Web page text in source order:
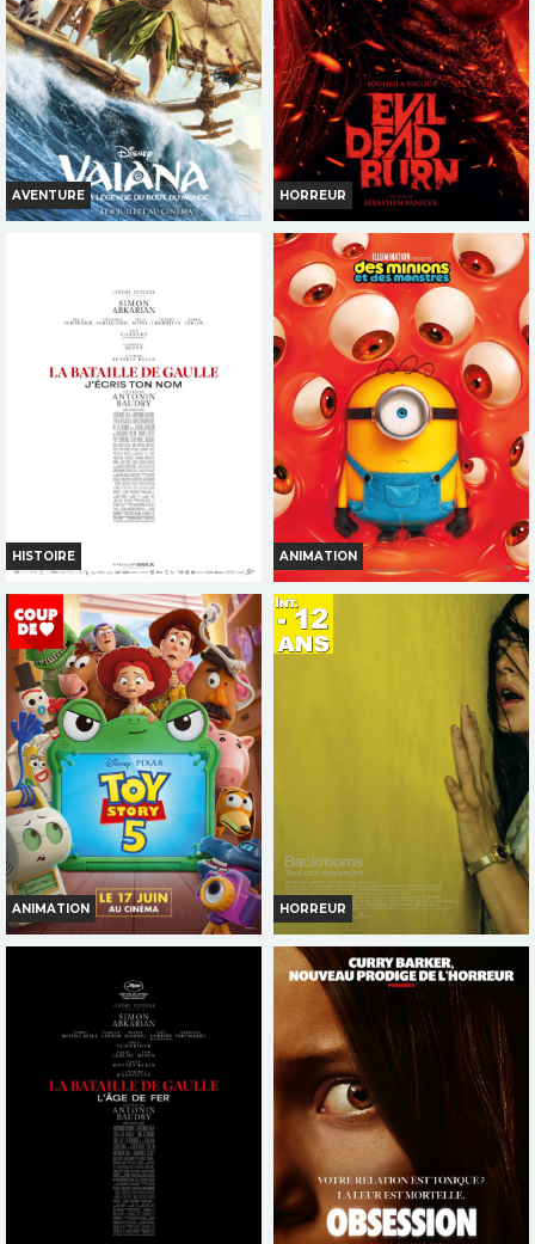
TOUT PUBLIC
VOST
INT. -12ans
VF
VOST
AVENTURE
Horaires et Infos
Bande-annonce
Réservation
TOUT PUBLIC
HORREUR
EVIL DEAD BURN
Horaires et Infos
Bande-annonce
Réservation
INT. -16ans
VF
HISTOIRE
LA BATAILLE DE GAULLE -
PARTIE 2 : J'ÉCRIS TON NOM
Horaires et Infos
Bande-annonce
Réservation
TOUT PUBLIC
VF
ANIMATION
VF
ANIMATION
Horaires et Infos
Bande-annonce
Réservation
TOUT PUBLIC
HORREUR
BACKROOMS
Horaires et Infos
Bande-annonce
Réservation
INT. -12ans
VF